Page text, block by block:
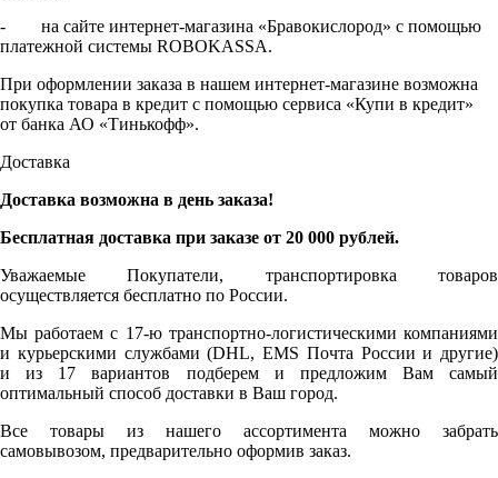
- на сайте интернет-магазина «Бравокислород» с помощью
платежной системы ROBOKASSA.
При оформлении заказа в нашем интернет-магазине возможна
покупка товара в кредит с помощью сервиса «Купи в кредит»
от банка АО «Тинькофф».
Доставка
Доставка возможна в день заказа!
Бесплатная доставка при заказе от 20 000 рублей.
Уважаемые Покупатели, транспортировка товаров
осуществляется бесплатно по России.
Мы работаем с 17-ю транспортно-логистическими компаниями
и курьерскими службами (DHL, EMS Почта России и другие)
и из 17 вариантов подберем и предложим Вам самый
оптимальный способ доставки в Ваш город.
Все товары из нашего ассортимента можно забрать
самовывозом, предварительно оформив заказ.